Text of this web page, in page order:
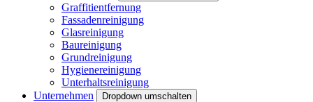
Graffitientfernung
Fassadenreinigung
Glasreinigung
Baureinigung
Grundreinigung
Hygienereinigung
Unterhaltsreinigung
Unternehmen
Dropdown umschalten